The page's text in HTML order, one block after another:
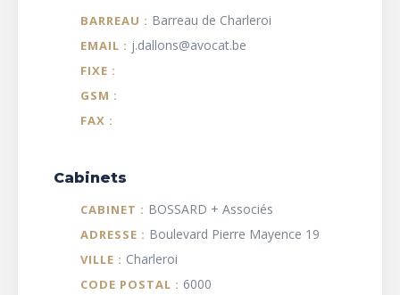
BARREAU : Barreau de Charleroi
EMAIL : j.dallons@avocat.be
FIXE :
GSM :
FAX :
Cabinets
CABINET : BOSSARD + Associés
ADRESSE : Boulevard Pierre Mayence 19
VILLE : Charleroi
CODE POSTAL : 6000